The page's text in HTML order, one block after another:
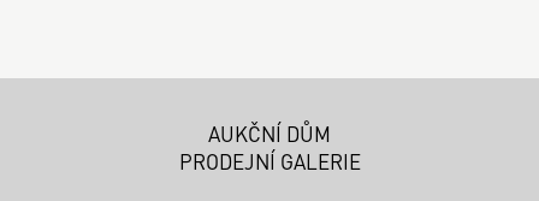
AUKČNÍ DŮM
PRODEJNÍ GALERIE